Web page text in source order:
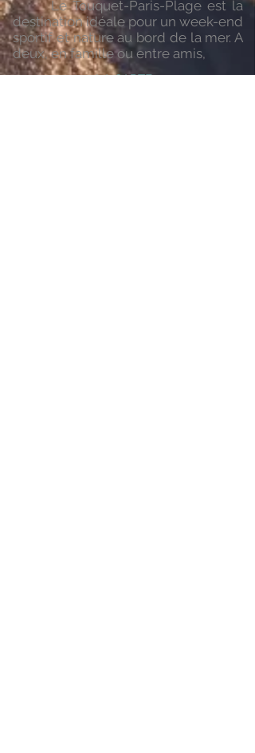
Le Touquet-Paris-Plage est la
destination idéale pour un week-end
sportif et nature au bord de la mer. A
deux, en famille ou entre amis,
LA CARTE